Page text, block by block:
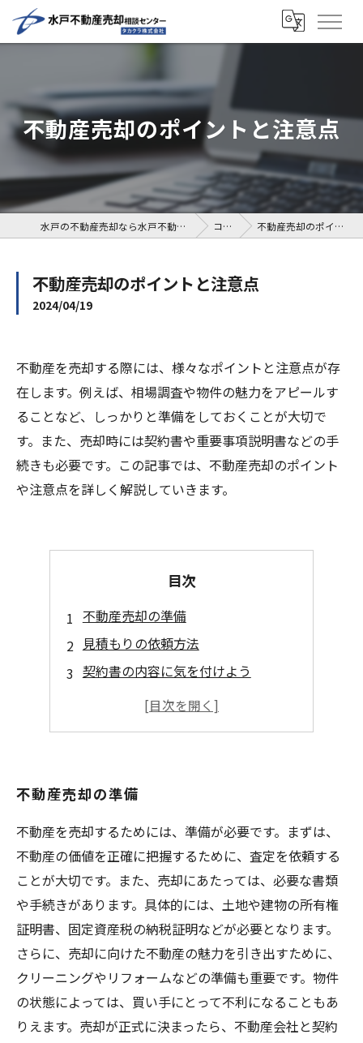
不動産売却のポイントと注意点
水戸の不動産売却なら水戸不動産売却相談センター コラム 不動産売却のポイントと注意点
不動産売却のポイントと注意点
2024/04/19
不動産を売却する際には、様々なポイントと注意点が存
在します。例えば、相場調査や物件の魅力をアピールす
ることなど、しっかりと準備をしておくことが大切で
す。また、売却時には契約書や重要事項説明書などの手
続きも必要です。この記事では、不動産売却のポイント
や注意点を詳しく解説していきます。
目次
不動産売却の準備
見積もりの依頼方法
契約書の内容に気を付けよう
売却後の税金や手数料に注意
不動産売却の準備
不動産を売却するためには、準備が必要です。まずは、
不動産の価値を正確に把握するために、査定を依頼する
ことが大切です。また、売却にあたっては、必要な書類
や手続きがあります。具体的には、土地や建物の所有権
証明書、固定資産税の納税証明などが必要となります。
さらに、売却に向けた不動産の魅力を引き出すために、
クリーニングやリフォームなどの準備も重要です。物件
の状態によっては、買い手にとって不利になることもあ
りえます。売却が正式に決まったら、不動産会社と契約